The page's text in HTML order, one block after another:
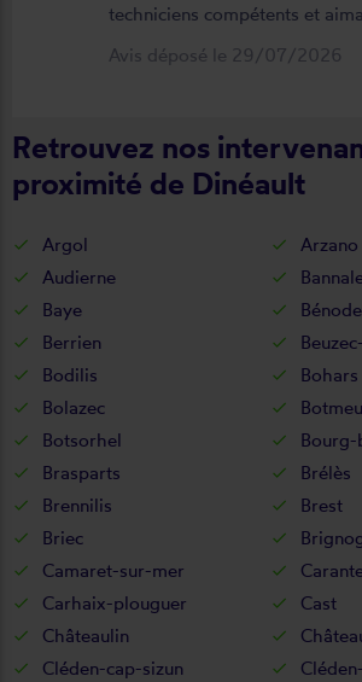
techniciens compétents et
Avis déposé le 29/07/2026
Retrouvez nos
proximité de Dinéault
Argol
Arzano
Audierne
Baye
Berrien
Bodilis
Bohars
Bolazec
Botsorhel
Bourg-
Brasparts
Brélès
Brennilis
Brest
Briec
Camaret-sur-mer
Carhaix-plouguer
Cast
Châteaulin
Cléden-cap-sizun